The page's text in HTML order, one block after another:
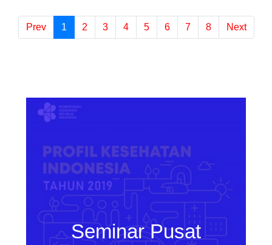
Prev 1 (current)
2 3 4 5 6 7 8 Next
Seminar Pusat